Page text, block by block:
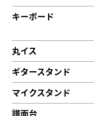
キーボード
丸イス
ギタースタンド
マイクスタンド